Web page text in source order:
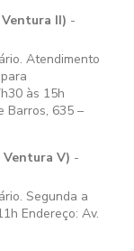
II) -
Atendimento
às 15h
Barros, 635 –
V) -
Segunda a
Endereço: Av.